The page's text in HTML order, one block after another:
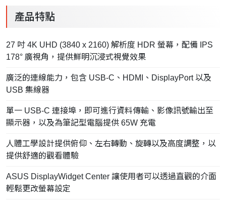
產品特點
27 吋 4K UHD (3840 x 2160) 解析度 HDR 螢幕，配備 IPS
178° 廣視角，提供鮮明沉浸式視覺效果
廣泛的連線能力，包含 USB-C、HDMI、DisplayPort 以及
USB 集線器
單一 USB-C 連接埠，即可進行資料傳輸、影像訊號輸出至
顯示器，以及為筆記型電腦提供 65W 充電
人體工學設計提供俯仰、左右轉動、旋轉以及高度調整，以
提供舒適的觀看體驗
ASUS DisplayWidget Center 讓使用者可以透過直觀的介面
輕鬆更改螢幕設定